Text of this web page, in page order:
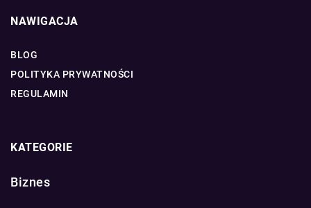
NAWIGACJA
BLOG
POLITYKA PRYWATNOŚCI
REGULAMIN
KATEGORIE
Biznes